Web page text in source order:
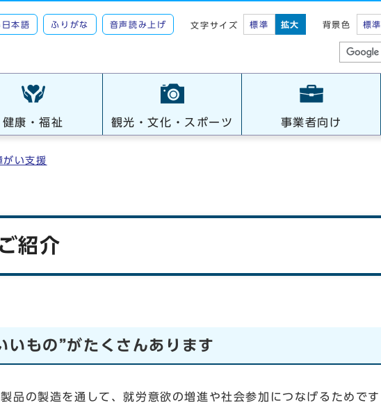
本語 ふりがな 音声読み上げ 文字サイズ 標準 拡大 背景色 標準
健康・福祉 観光・文化・スポーツ 事業者向け
がい支援
紹介
いもの”がたくさんあります
品の製造を通して、就労意欲の増進や社会参加につなげるためです